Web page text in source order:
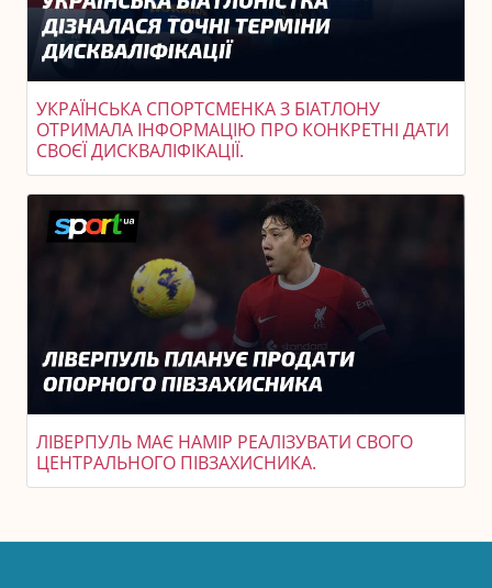
УКРАЇНСЬКА СПОРТСМЕНКА З БІАТЛОНУ
ОТРИМАЛА ІНФОРМАЦІЮ ПРО КОНКРЕТНІ ДАТИ
СВОЄЇ ДИСКВАЛІФІКАЦІЇ.
ЛІВЕРПУЛЬ МАЄ НАМІР РЕАЛІЗУВАТИ СВОГО
ЦЕНТРАЛЬНОГО ПІВЗАХИСНИКА.